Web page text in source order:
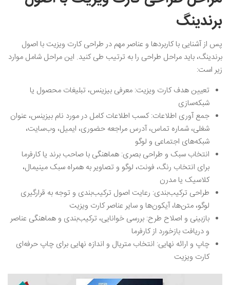
برندینگ
پس از آشنایی با کاربردها و عناصر مهم در طراحی کارت ویزیت با اصول
برندینگ، باید مراحل طراحی را به ترتیب طی کنید. این مراحل شامل موارد
زیر است:
تعیین هدف کارت ویزیت: معرفی بیزینس، تبلیغات محصول یا
شبکه‌سازی
جمع آوری اطلاعات: کسب اطلاعات کامل در مورد نام بیزینس، عنوان
شغلی، شماره تماس، آدرس مراجعه حضوری، ایمیل، وب‌سایت،
شبکه‌های اجتماعی و لوگو
انتخاب سبک و طراحی بصری: هماهنگی با صاحب برند یا کارفرما
برای انتخاب رنگ، فونت، لوگو و تصاویر به همراه سبک مینیمال،
کلاسیک یا مدرن
طراحی ترکیب‌بندی: رعایت اصول ترکیب‌بندی و توجه به قرارگیری
لوگو، متن‌ها، آیکون‌ها و سایر عناصر کارت ویزیت
بازبینی و اصلاح طرح: بررسی خوانایی، ترکیب‌بندی و هماهنگی عناصر
و دریافت بازخورد از کارفرما
چاپ و ارائه نهایی: انتخاب متریال و اندازه نهایی برای چاپ حرفه‌ای
کارت ویزیت